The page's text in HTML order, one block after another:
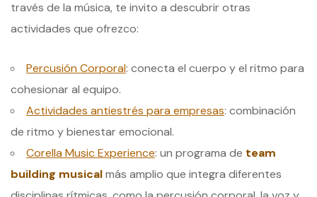
través de la música, te invito a descubrir otras
actividades que ofrezco:
Percusión Corporal: conecta el cuerpo y el ritmo para
cohesionar al equipo.
Actividades antiestrés para empresas: combinación
de ritmo y bienestar emocional.
Corella Music Experience: un programa de team
building musicalmás amplio que integra diferentes